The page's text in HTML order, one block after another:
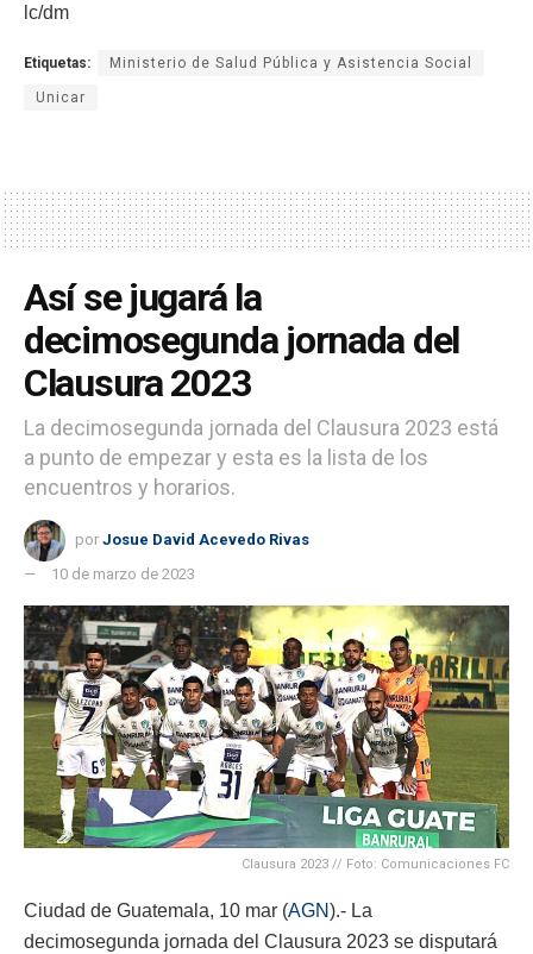
lc/dm
Etiquetas: Ministerio de Salud Pública y Asistencia Social
Unicar
Así se jugará la
decimosegunda jornada del
Clausura 2023
La decimosegunda jornada del Clausura 2023 está
a punto de empezar y esta es la lista de los
encuentros y horarios.
por Josue David Acevedo Rivas
10 de marzo de 2023
Clausura 2023 // Foto: Comunicaciones FC
Ciudad de Guatemala, 10 mar (AGN).- La
decimosegunda jornada del Clausura 2023 se disputará